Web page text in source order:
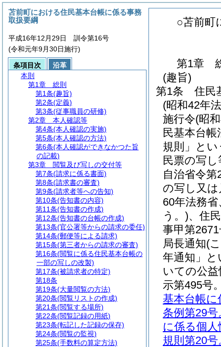
○苫前町
第1章
(趣旨)
第1条
住民
(昭和42年
施行令(昭
民基本台帳
規則」とい
民票の写
自治省令
の写し又
60年法務
う。)、住
事甲第
局長通知(
年通知」と
いての公
示第495号
基本台帳
条例第29
に係る個
規則第20
苫前町における住民基本台帳に係る事務
取扱要綱
平成16年12月29日 訓令第16号
(令和元年9月30日施行)
条項目次
沿革
本則
第1章
総則
第1条(趣旨)
第2条(定義)
第3条(従事職員の研修)
第2章
本人確認等
第4条(本人確認の実施)
第5条(本人確認の方法)
第6条(本人確認ができなかつた旨
の記載)
第3章
閲覧及び写しの交付等
第7条(請求に係る書面)
第8条(請求書の審査)
第9条(請求者等への告知)
第10条(告知書の内容)
第11条(告知書の作成)
第12条(告知書の台帳の作成)
第13条(官公署等からの請求の委任)
第14条(郵便等による請求)
第15条(第三者からの請求の審査)
第16条(閲覧に係る住民基本台帳の
一部の写しの改製)
第17条(被請求者の特定)
第18条
第19条(大量閲覧の方法)
第20条(閲覧リストの作成)
第21条(閲覧する場所)
第22条(閲覧記録の用紙)
第23条(転記した記録の保存)
第24条(閲覧の監視)
第25条(手数料の算定方法)